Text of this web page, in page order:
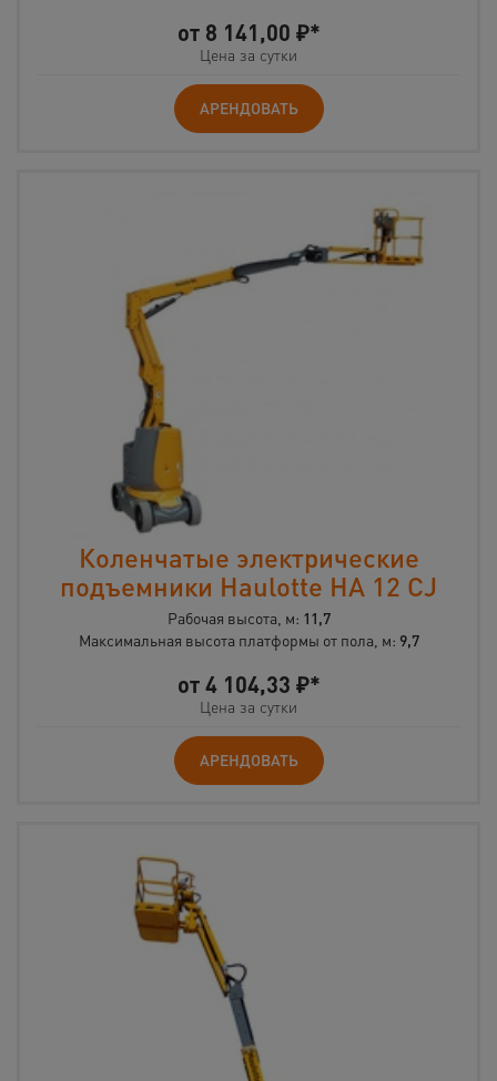
от 8 141,00 ₽*
Цена за сутки
АРЕНДОВАТЬ
Коленчатые электрические
подъемники Haulotte HA 12 CJ
Рабочая высота, м: 11,7
Максимальная высота платформы от пола, м: 9,7
от4 104,33 ₽*
Цена за сутки
АРЕНДОВАТЬ